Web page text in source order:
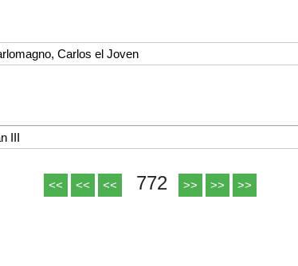
Carlos el Joven
III
<< << << 772 >> >> >>